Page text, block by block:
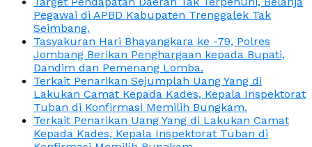
Pegawai di APBD Kabupaten Trenggalek Tak
Seimbang.
Tasyakuran Hari Bhayangkara ke -79, Polres
Jombang Berikan Penghargaan kepada Bupati,
Dandim dan Pemenang Lomba.
Terkait Penarikan Sejumplah Uang Yang di
Lakukan Camat Kepada Kades, Kepala Inspektorat
Tuban di Konfirmasi Memilih Bungkam.
Terkait Penarikan Uang Yang di Lakukan Camat
Kepada Kades, Kepala Inspektorat Tuban di